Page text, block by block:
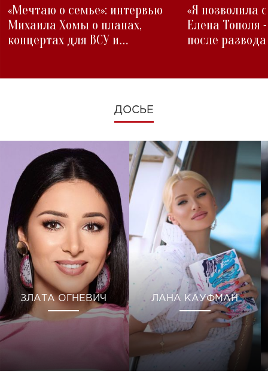
«Мечтаю о семье»: интервью
Михаила Хомы о планах,
концертах для ВСУ и
«Я позволила
Елена Тополя
после развода
ДОСЬЕ
ЗЛАТА ОГНЕВИЧ ЛАНА КАУФМАН